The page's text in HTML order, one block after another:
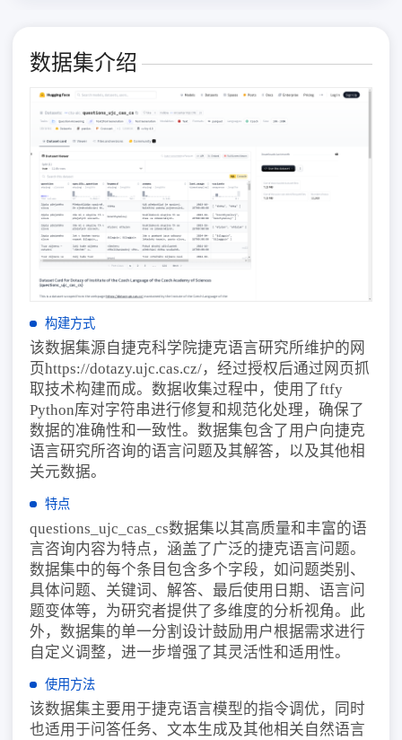
数据集介绍
构建方式
该数据集源自捷克科学院捷克语言研究所维护的网
页https://dotazy.ujc.cas.cz/，经过授权后通过网页抓
取技术构建而成。数据收集过程中，使用了ftfy
Python库对字符串进行修复和规范化处理，确保了
数据的准确性和一致性。数据集包含了用户向捷克
语言研究所咨询的语言问题及其解答，以及其他相
关元数据。
特点
questions_ujc_cas_cs数据集以其高质量和丰富的语
言咨询内容为特点，涵盖了广泛的捷克语言问题。
数据集中的每个条目包含多个字段，如问题类别、
具体问题、关键词、解答、最后使用日期、语言问
题变体等，为研究者提供了多维度的分析视角。此
外，数据集的单一分割设计鼓励用户根据需求进行
自定义调整，进一步增强了其灵活性和适用性。
使用方法
该数据集主要用于捷克语言模型的指令调优，同时
也适用于问答任务、文本生成及其他相关自然语言